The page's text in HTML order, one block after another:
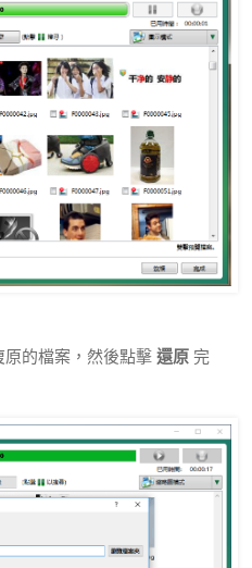
的檔案，然後點擊 還原 完